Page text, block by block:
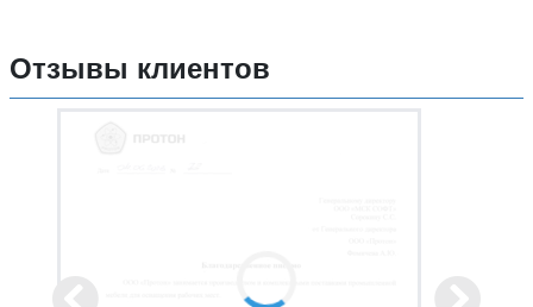
Отзывы клиентов